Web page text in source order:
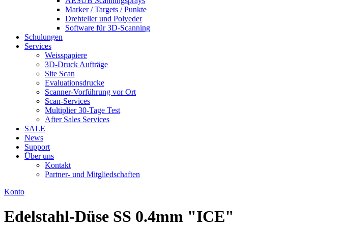
Marker / Targets / Punkte
Drehteller und Polyeder
Software für 3D-Scanning
Schulungen
Services
Weisspapiere
3D-Druck Aufträge
Site Scan
Evaluationsdrucke
Scanner-Vorführung vor Ort
Scan-Services
Multiplier 30-Tage Test
After Sales Services
SALE
News
Support
Über uns
Kontakt
Partner- und Mitgliedschaften
Konto
Edelstahl-Düse SS 0.4mm "ICE"